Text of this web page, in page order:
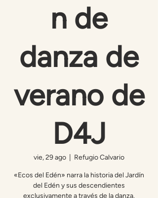
n de
danza de
verano de
D4J
vie, 29 ago Refugio Calvario
«Ecos del Edén» narra la historia del Jardín
del Edén y sus descendientes
exclusivamente a través de la danza.